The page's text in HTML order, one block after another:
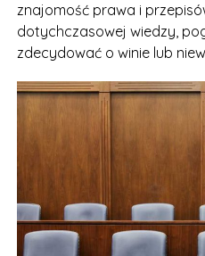
znajomość prawa i
dotychczasowej wiedzy,
zdecydować o winie lub